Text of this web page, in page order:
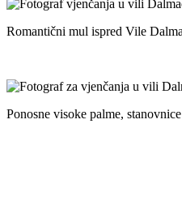
Romantični mul ispred Vile
Ponosne visoke palme,